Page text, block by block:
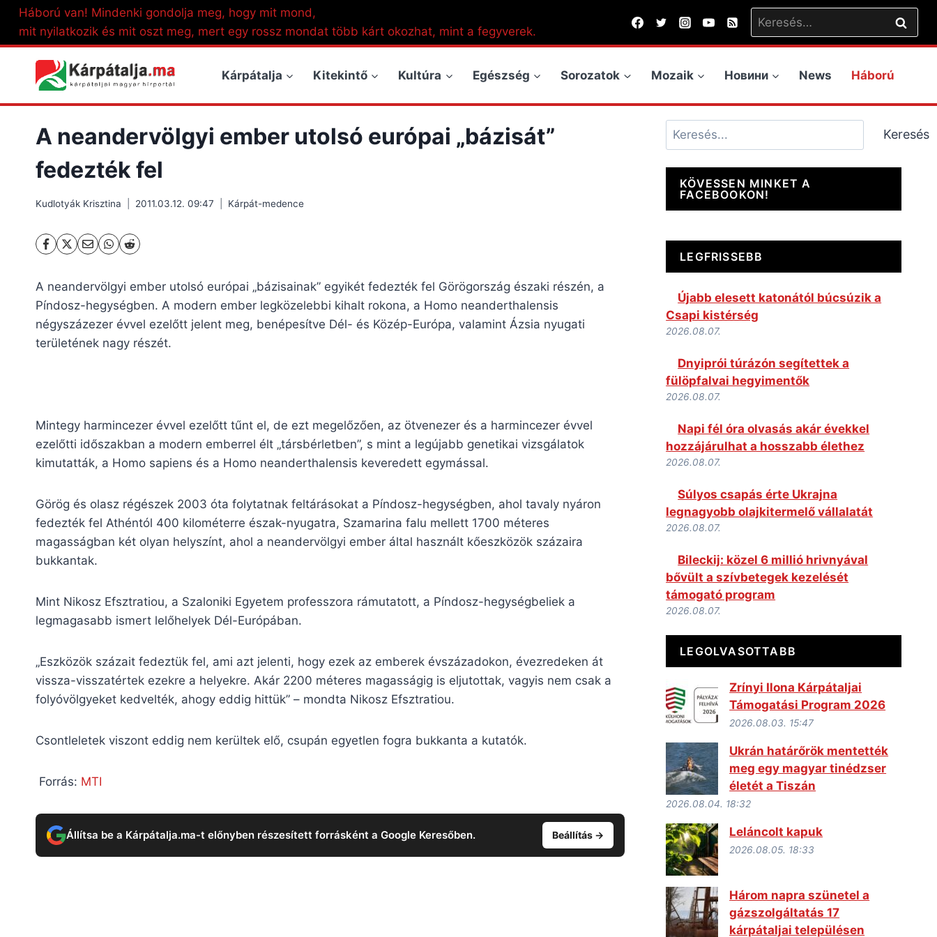
Skip
content
Háború van! Mindenki gondolja meg, hogy mit mond,
mit nyilatkozik és mit oszt meg, mert egy rossz mondat több kárt okozhat, mint a fegyverek.
Keresés:
Kárpátalja Kitekintő Kultúra Egészség Sorozatok Mozaik Новини News Háború
A neandervölgyi ember utolsó európai „bázisát”
fedezték fel
Kudlotyák Krisztina 2011.03.12. 09:47 Kárpát-medence
A neandervölgyi ember utolsó európai „bázisainak” egyikét fedezték fel Görögország északi részén, a
Píndosz-hegységben. A modern ember legközelebbi kihalt rokona, a Homo neanderthalensis
négyszázezer évvel ezelőtt jelent meg, benépesítve Dél- és Közép-Európa, valamint Ázsia nyugati
területének nagy részét.
Mintegy harmincezer évvel ezelőtt tűnt el, de ezt megelőzően, az ötvenezer és a harmincezer évvel
ezelőtti időszakban a modern emberrel élt „társbérletben”, s mint a legújabb genetikai vizsgálatok
kimutatták, a Homo sapiens és a Homo neanderthalensis keveredett egymással.
Görög és olasz régészek 2003 óta folytatnak feltárásokat a Píndosz-hegységben, ahol tavaly nyáron
fedezték fel Athéntól 400 kilométerre észak-nyugatra, Szamarina falu mellett 1700 méteres
magasságban két olyan helyszínt, ahol a neandervölgyi ember által használt kőeszközök százaira
bukkantak.
Mint Nikosz Efsztratiou, a Szaloniki Egyetem professzora rámutatott, a Píndosz-hegységbeliek a
legmagasabb ismert lelőhelyek Dél-Európában.
„Eszközök százait fedeztük fel, ami azt jelenti, hogy ezek az emberek évszázadokon, évezredeken át
vissza-visszatértek ezekre a helyekre. Akár 2200 méteres magasságig is eljutottak, vagyis nem csak a
folyóvölgyeket kedvelték, ahogy eddig hittük” – mondta Nikosz Efsztratiou.
Csontleletek viszont eddig nem kerültek elő, csupán egyetlen fogra bukkanta a kutatók.
Forrás: MTI
Állítsa be a Kárpátalja.ma-t előnyben részesített forrásként a Google Keresőben. Beállítás →
Keresés Keresés
KÖVESSEN MINKET A
FACEBOOKON!
LEGFRISSEBB
Újabb elesett katonától búcsúzik a
Csapi kistérség
2026.08.07.
Dnyiprói túrázón segítettek a
fülöpfalvai hegyimentők
2026.08.07.
Napi fél óra olvasás akár évekkel
hozzájárulhat a hosszabb élethez
2026.08.07.
Súlyos csapás érte Ukrajna
legnagyobb olajkitermelő vállalatát
2026.08.07.
Bileckij: közel 6 millió hrivnyával
bővült a szívbetegek kezelését
támogató program
2026.08.07.
LEGOLVASOTTABB
Zrínyi Ilona Kárpátaljai
Támogatási Program 2026
2026.08.03. 15:47
Ukrán határőrök mentették
meg egy magyar tinédzser
életét a Tiszán
2026.08.04. 18:32
Leláncolt kapuk
2026.08.05. 18:33
Három napra szünetel a
gázszolgáltatás 17
kárpátaljai településen